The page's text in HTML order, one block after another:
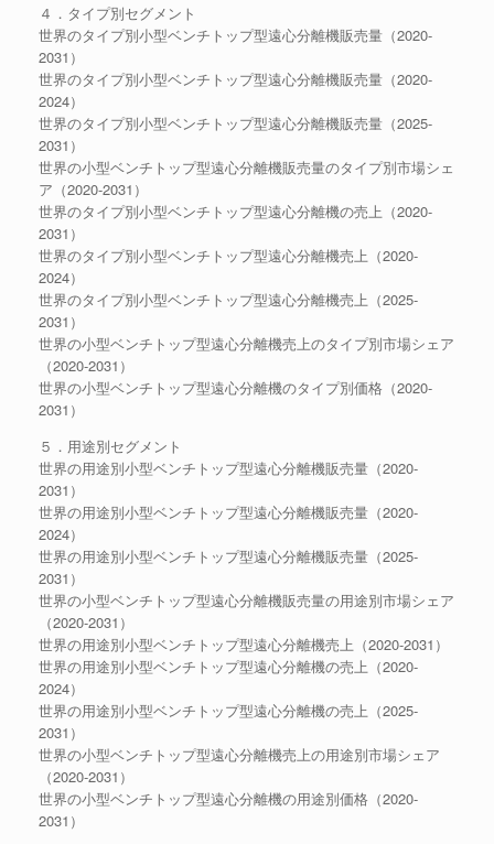
４．タイプ別セグメント
世界のタイプ別小型ベンチトップ型遠心分離機販売量（2020-
2031）
世界のタイプ別小型ベンチトップ型遠心分離機販売量（2020-
2024）
世界のタイプ別小型ベンチトップ型遠心分離機販売量（2025-
2031）
世界の小型ベンチトップ型遠心分離機販売量のタイプ別市場シェ
ア（2020-2031）
世界のタイプ別小型ベンチトップ型遠心分離機の売上（2020-
2031）
世界のタイプ別小型ベンチトップ型遠心分離機売上（2020-
2024）
世界のタイプ別小型ベンチトップ型遠心分離機売上（2025-
2031）
世界の小型ベンチトップ型遠心分離機売上のタイプ別市場シェア
（2020-2031）
世界の小型ベンチトップ型遠心分離機のタイプ別価格（2020-
2031）
５．用途別セグメント
世界の用途別小型ベンチトップ型遠心分離機販売量（2020-
2031）
世界の用途別小型ベンチトップ型遠心分離機販売量（2020-
2024）
世界の用途別小型ベンチトップ型遠心分離機販売量（2025-
2031）
世界の小型ベンチトップ型遠心分離機販売量の用途別市場シェア
（2020-2031）
世界の用途別小型ベンチトップ型遠心分離機売上（2020-2031）
世界の用途別小型ベンチトップ型遠心分離機の売上（2020-
2024）
世界の用途別小型ベンチトップ型遠心分離機の売上（2025-
2031）
世界の小型ベンチトップ型遠心分離機売上の用途別市場シェア
（2020-2031）
世界の小型ベンチトップ型遠心分離機の用途別価格（2020-
2031）